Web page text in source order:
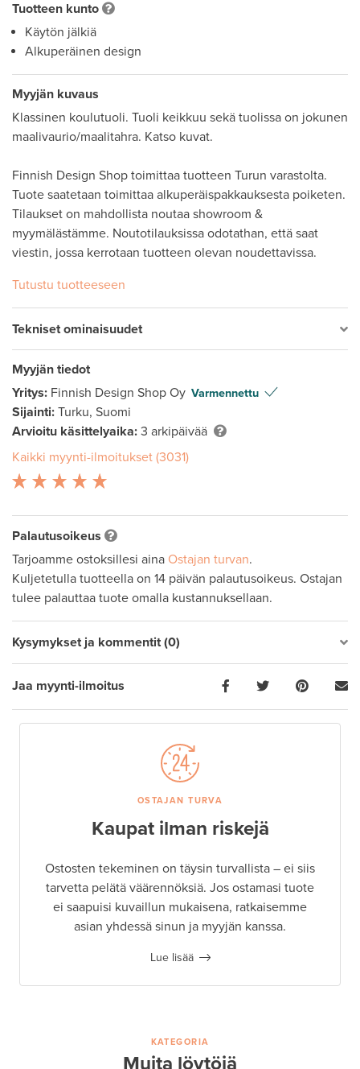
Tuotteen kunto
Käytön jälkiä
Alkuperäinen design
Myyjän kuvaus
Klassinen koulutuoli. Tuoli keikkuu sekä tuolissa on jokunen
maalivaurio/maalitahra. Katso kuvat.
Finnish Design Shop toimittaa tuotteen Turun varastolta.
Tuote saatetaan toimittaa alkuperäispakkauksesta poiketen.
Tilaukset on mahdollista noutaa showroom &
myymälästämme. Noutotilauksissa odotathan, että saat
viestin, jossa kerrotaan tuotteen olevan noudettavissa.
Tutustu tuotteeseen
Tekniset ominaisuudet
Myyjän tiedot
Yritys: Finnish Design Shop Oy Varmennettu
Sijainti: Turku, Suomi
Arvioitu käsittelyaika: 3 arkipäivää
Kaikki myynti-ilmoitukset (3031)
Palautusoikeus
Tarjoamme ostoksillesi aina Ostajan turvan.
Kuljetetulla tuotteella on 14 päivän palautusoikeus. Ostajan
tulee palauttaa tuote omalla kustannuksellaan.
Kysymykset ja kommentit (0)
Jaa myynti-ilmoitus
OSTAJAN TURVA
Kaupat ilman riskejä
Ostosten tekeminen on täysin turvallista – ei siis
tarvetta pelätä väärennöksiä. Jos ostamasi tuote
ei saapuisi kuvaillun mukaisena, ratkaisemme
asian yhdessä sinun ja myyjän kanssa.
Lue lisää
KATEGORIA
Muita löytöjä